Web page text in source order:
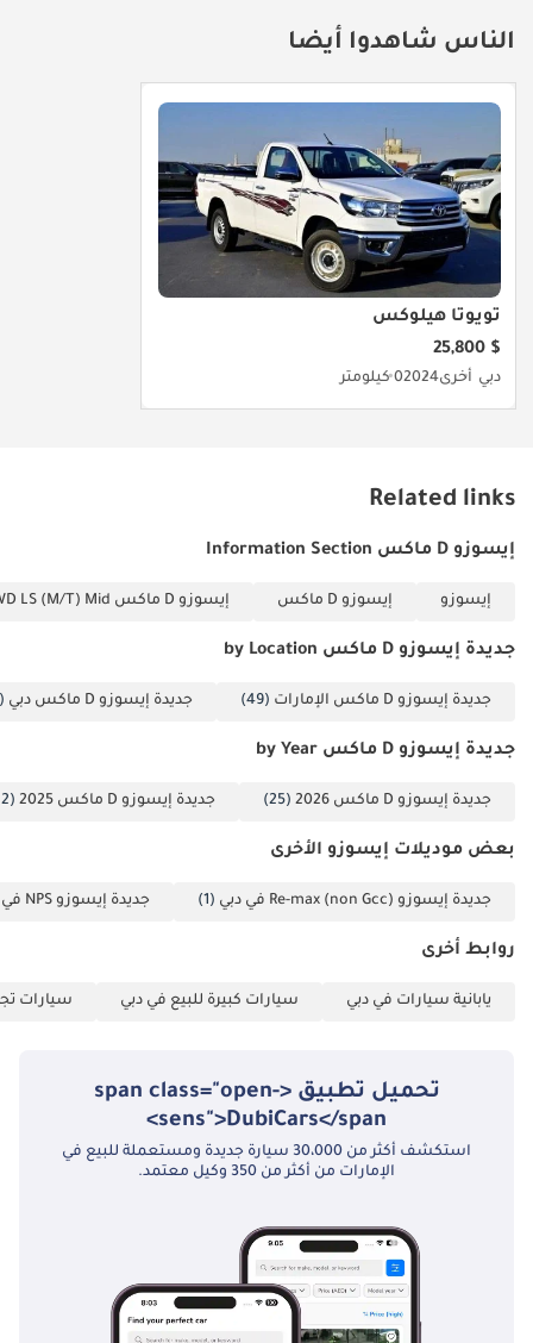
إلكتروني لقوة الفرامل
كهربائية، قفل مركزي،
بطانة صندوق الأمتعة
الناس شاهدوا أيضا
تويوتا هيلوكس
$ 25,800
دبي أخرى20240 كيلومتر
Related links
إيسوزو D ماكس Information Section
إيسوزو إيسوزو D ماكس إيسوزو D ماكس 3.0L CREW CAB 4WD LS (M/T) Mid
جديدة إيسوزو D ماكس by Location
جديدة إيسوزو D ماكس الإمارات (49) جديدة إيسوزو D ماكس دبي (49)
جديدة إيسوزو D ماكس by Year
جديدة إيسوزو D ماكس 2026 (25) جديدة إيسوزو D ماكس 2025 (12)
بعض موديلات إيسوزو الأخرى
جديدة إيسوزو Re-max (non Gcc) في دبي (1) جديدة إيسوزو NPS في دبي
روابط أخرى
يابانية سيارات في دبي سيارات كبيرة للبيع في دبي سيارات
تحميل تطبيق <span class="open-
sens">DubiCars</span>
استكشف أكثر من 30،000 سيارة جديدة ومستعملة للبيع في
الإمارات من أكثر من 350 وكيل معتمد.